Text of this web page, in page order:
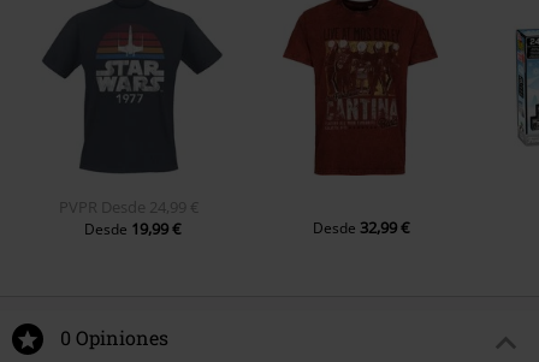
PVPR Desde 24,99 €
Desde 19,99 € Desde 32,99 €
0 Opiniones